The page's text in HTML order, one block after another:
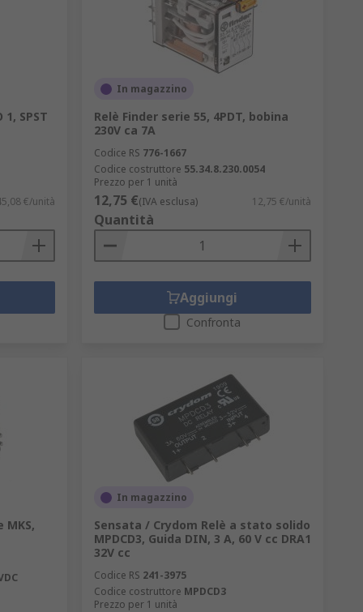
luci, gestione carichi elettrici
applicazioni come sistemi di controllo
in applicazioni di telecomunicazioni,
e sistemi di controllo che
ed elettroniche che richiedono
richiedono tensione più elevata.
SPST
€/unità
In magazzino
Relè Finder serie 55, 4PDT, bobina
230V ca 7A
Codice RS 776-1667
Codice costruttore 55.34.8.230.0054
Prezzo per 1 unità
12,75 €(IVA esclusa) 12,75 €/unità
Quantità
Aggiungi
Confronta
MKS,
In magazzino
Sensata / Crydom Relè a stato solido
MPDCD3, Guida DIN, 3 A, 60 V cc DRA1
32V cc
Codice RS 241-3975
Codice costruttore MPDCD3
Prezzo per 1 unità